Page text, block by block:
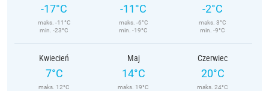
-17°C
maks. -11°C
min. -23°C
-11°C
maks. -6°C
min. -19°C
-2°C
maks. 3°C
min. -9°C
Kwiecień
7°C
maks. 12°C
Maj
14°C
maks. 19°C
Czerwiec
20°C
maks. 24°C